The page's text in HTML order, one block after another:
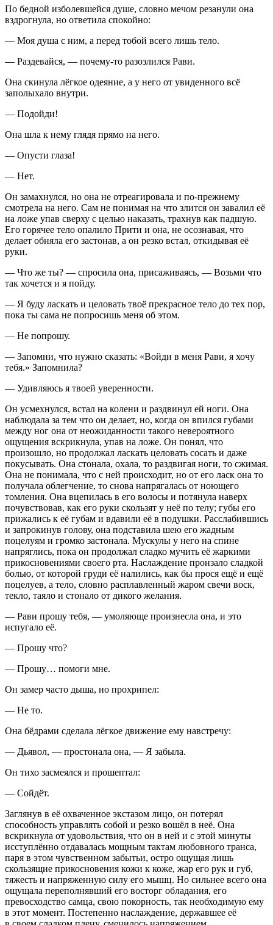
По бедной изболевшейся душе, словно мечом резанули она
вздрогнула, но ответила спокойно:
— Моя душа с ним, а перед тобой всего лишь тело.
— Раздевайся, — почему-то разозлился Рави.
Она скинула лёгкое одеяние, а у него от увиденного всё
заполыхало внутри.
— Подойди!
Она шла к нему глядя прямо на него.
— Опусти глаза!
— Нет.
Он замахнулся, но она не отреагировала и по-прежнему
смотрела на него. Сам не понимая на что злится он завалил её
на ложе упав сверху с целью наказать, трахнув как падшую.
Его горячее тело опалило Прити и она, не осознавая, что
делает обняла его застонав, а он резко встал, откидывая её
руки.
— Что же ты? — спросила она, присаживаясь, — Возьми что
так хочется и я пойду.
— Я буду ласкать и целовать твоё прекрасное тело до тех пор,
пока ты сама не попросишь меня об этом.
— Не попрошу.
— Запомни, что нужно сказать: «Войди в меня Рави, я хочу
тебя.» Запомнила?
— Удивляюсь я твоей уверенности.
Он усмехнулся, встал на колени и раздвинул ей ноги. Она
наблюдала за тем что он делает, но, когда он впился губами
между ног она от неожиданности такого невероятного
ощущения вскрикнула, упав на ложе. Он понял, что
произошло, но продолжал ласкать целовать сосать и даже
покусывать. Она стонала, охала, то раздвигая ноги, то сжимая.
Она не понимала, что с ней происходит, но от его ласк она то
получала облегчение, то снова напрягалась от ноющего
томления. Она вцепилась в его волосы и потянула наверх
почувствовав, как его руки скользят у неё по телу; губы его
прижались к её губам и вдавили её в подушки. Расслабившись
и запрокинув голову, она подставила шею его жадным
поцелуям и громко застонала. Мускулы у него на спине
напряглись, пока он продолжал сладко мучить её жаркими
прикосновениями своего рта. Наслаждение пронзало сладкой
болью, от которой груди её налились, как бы прося ещё и ещё
поцелуев, а тело, словно расплавленный жаром свечи воск,
текло, таяло и стонало от дикого желания.
— Рави прошу тебя, — умоляюще произнесла она, и это
испугало её.
— Прошу что?
— Прошу… помоги мне.
Он замер часто дыша, но прохрипел:
— Не то.
Она бёдрами сделала лёгкое движение ему навстречу:
— Дьявол, — простонала она, — Я забыла.
Он тихо засмеялся и прошептал:
— Сойдёт.
Заглянув в её охваченное экстазом лицо, он потерял
способность управлять собой и резко вошёл в неё. Она
вскрикнула от удовольствия, что он в ней и с этой минуты
исступлённо отдавалась мощным тактам любовного транса,
паря в этом чувственном забытьи, остро ощущая лишь
скользящие прикосновения кожи к коже, жар его рук и губ,
тяжесть и напряженную силу его мышц. Но сильнее всего она
ощущала переполнявший его восторг обладания, его
превосходство самца, свою покорность, так необходимую ему
в этот момент. Постепенно наслаждение, державшее её